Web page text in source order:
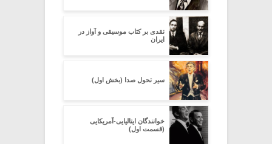
نقدی بر کتاب موسیقی و آواز در
ایران
سیر تحول صدا (بخش اول)
خوانندگان ایتالیایی-آمریکایی
(قسمت اول)